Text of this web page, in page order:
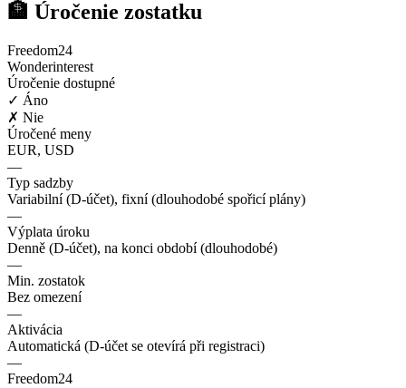
🏦 Úročenie zostatku
Freedom24
Wonderinterest
Úročenie dostupné
✓ Áno
✗ Nie
Úročené meny
EUR, USD
—
Typ sadzby
Variabilní (D-účet), fixní (dlouhodobé spořicí plány)
—
Výplata úroku
Denně (D-účet), na konci období (dlouhodobé)
—
Min. zostatok
Bez omezení
—
Aktivácia
Automatická (D-účet se otevírá při registraci)
—
Freedom24